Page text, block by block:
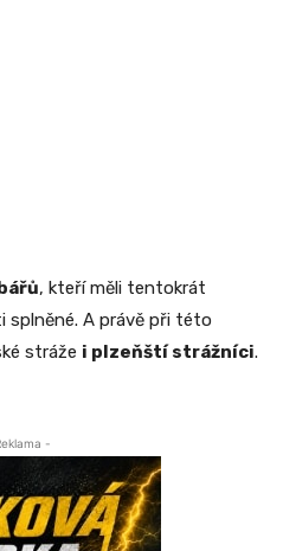
, kteří měli tentokrát
splněné. A právě při této
stráže i plzeňští strážníci.
-